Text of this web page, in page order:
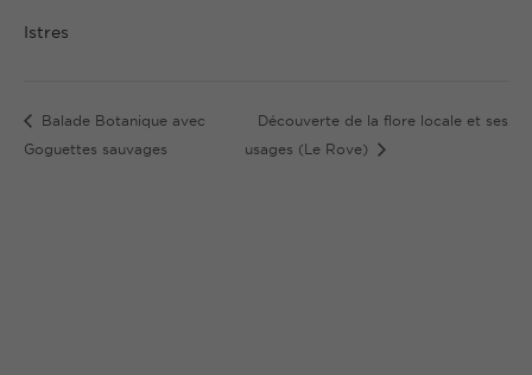
Istres
Balade Botanique avec
Goguettes sauvages
Découverte de la flore locale et ses
usages (Le Rove)